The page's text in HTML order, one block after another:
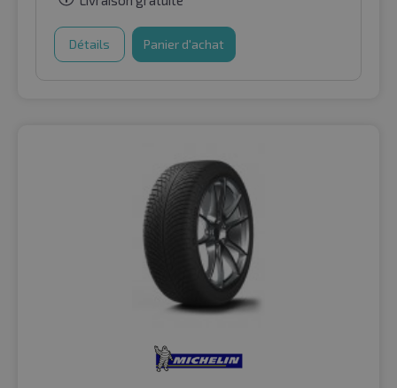
Détails Panier d'achat